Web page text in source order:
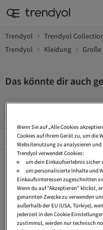
Trendyol Trendyol
Trendyol
Kleidung
Das könnte dir auch
Beliebte Seiten
Wide Leg Jeans Damen
High Waist Jeans
Jeans Regular Fit
Jeans
Gestreift Jeans
Jeans
Wenn Sie auf „Alle Cookies
Cookies auf Ihrem Gerät zu, um die
Websitenutzung zu analysieren
Trendyol verwendet Cookies:
um dein Einkaufserlebnis
um personalisierte Inhalte und
Einkaufsinteressen zugeschnitten
Wenn du auf "Akzeptieren" klickst,
genannten Zwecke zu verwenden
außerhalb der EU (USA, Türkiye),
jederzeit in den Cookie-
zustimmst, werden nur technisch